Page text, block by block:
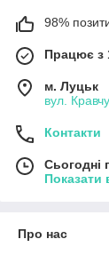
98%
Працює з
м. Луцьк
вул.
Контакти
Сьогодні
Показати
Про нас